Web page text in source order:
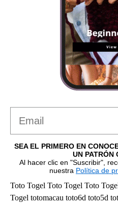
SEA EL PRIMERO EN
UN PATRÓN
Al hacer clic en "Suscribir",
nuestra Política de
Toto Togel Toto Togel Toto
Togel totomacau toto6d toto5d